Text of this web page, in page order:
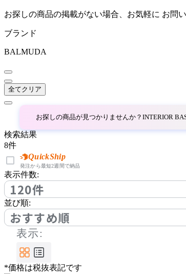
アルナ
Andreu World
アンドリューワールド
アノニマカステッリ
Another Garden
アナザーガーデン
ARIAKE
お探しの商品の掲載がない場合、お気軽に お問
ブランド
BALMUDA
全てクリア
お探しの商品が見つかりませんか？INTERIOR
検索結果
8件
QuickShip
発注から最短2週間で納品
表示件数:
120件
並び順:
おすすめ順
表示:
*価格は税抜表記です